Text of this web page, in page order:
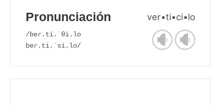
Pronunciación ver•ti•ci•lo
/beɾ.ti.ˈθi.lo
beɾ.ti.ˈsi.lo/